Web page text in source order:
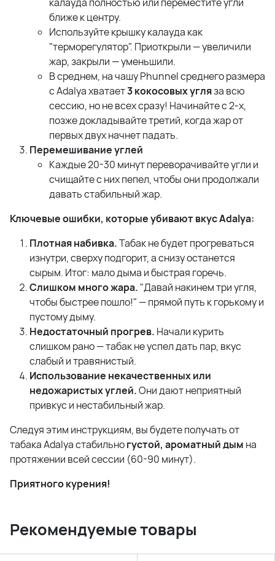
ближе к центру.
Используйте крышку калауда как
"терморегулятор". Приоткрыли — увеличили
жар, закрыли — уменьшили.
В среднем, на чашу Phunnel среднего размера
с Adalya хватает3 кокосовых угляза всю
сессию, но не всех сразу! Начинайте с 2-х,
позже докладывайте третий, когда жар от
первых двух начнет падать.
Перемешивание углей
Каждые 20-30 минут переворачивайте угли и
счищайте с них пепел, чтобы они продолжали
давать стабильный жар.
Ключевые ошибки, которые убивают вкус Adalya:
Плотная набивка.Табак не будет прогреваться
изнутри, сверху подгорит, а снизу останется
сырым. Итог: мало дыма и быстрая горечь.
Слишком много жара. "Давай накинем три угля,
чтобы быстрее пошло!" — прямой путь к горькому и
пустому дыму.
Недостаточный прогрев. Начали курить
слишком рано — табак не успел дать пар, вкус
слабый и травянистый.
Использование некачественных или
недожаристых углей.Они дают неприятный
привкус и нестабильный жар.
Следуя этим инструкциям, вы будете получать от
табака Adalya стабильногустой, ароматный дым на
протяжении всей сессии (60-90 минут).
Приятного курения!
Рекомендуемые товары